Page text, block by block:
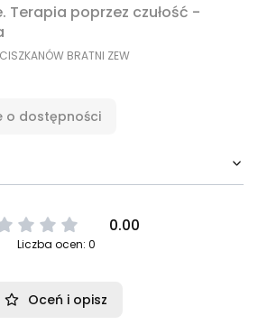
Terapia poprzez czułość -
BRATNI ZEW
o dostępności
0.00
Liczba ocen: 0
Oceń i opisz